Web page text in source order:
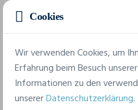
Merkmale
Cookies
Wir verwenden Cookies, um
Erfahrung beim Besuch
Informationen zu den
unsererDatenschutzerklärung.